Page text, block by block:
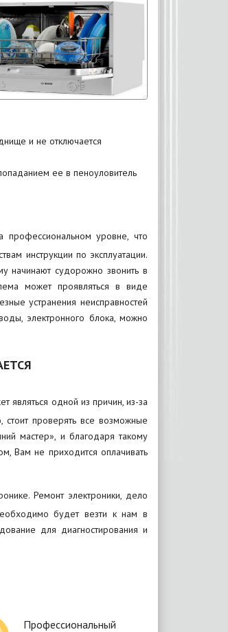
и не отключается
ее в пеноуловитель
уровне, что
инструкции по эксплуатации.
начинают судорожно звонить в
может проявляться в виде
устранения неисправностей
электронного блока, можно
являться одной из причин, из-за
проверять все возможные
мастер», и благодаря такому
Вам не приходится оплачивать
Ремонт электроники, дело
будет везти к нам в
для диагностирования и
Профессиональный